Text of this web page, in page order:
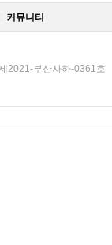
커뮤니티
2021-부산사하-0361호